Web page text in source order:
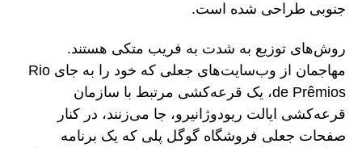
جنوبی طراحی شده است.
روش‌های توزیع به شدت به فریب متکی هستند.
مهاجمان از وب‌سایت‌های جعلی که خود را به جای Rio
de Prêmios، یک قرعه‌کشی مرتبط با سازمان
قرعه‌کشی ایالت ریودوژانیرو، جا می‌زنند، در کنار
صفحات جعلی فروشگاه گوگل پلی که یک برنامه